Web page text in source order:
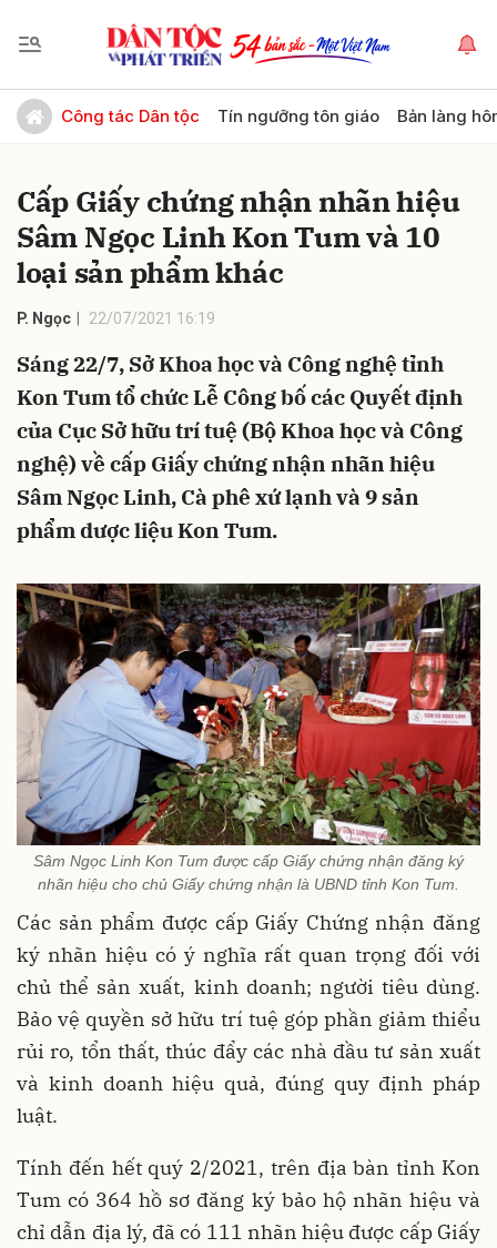
Công tác Dân tộc Tín ngưỡng tôn giáo Bản làng
Cấp Giấy chứng nhận nhãn hiệu
Sâm Ngọc Linh Kon Tum và 10
loại sản phẩm khác
P. Ngọc 22/07/2021 16:19
Sáng 22/7, Sở Khoa học và Công nghệ tỉnh
Kon Tum tổ chức Lễ Công bố các Quyết định
của Cục Sở hữu trí tuệ (Bộ Khoa học và Công
nghệ) về cấp Giấy chứng nhận nhãn hiệu
Sâm Ngọc Linh, Cà phê xứ lạnh và 9 sản
phẩm dược liệu Kon Tum.
Sâm Ngọc Linh Kon Tum được cấp Giấy chứng nhận đăng ký
nhãn hiệu cho chủ Giấy chứng nhận là UBND tỉnh Kon Tum.
Các sản phẩm được cấp Giấy Chứng nhận đăng
ký nhãn hiệu có ý nghĩa rất quan trọng đối với
chủ thể sản xuất, kinh doanh; người tiêu dùng.
Bảo vệ quyền sở hữu trí tuệ góp phần giảm thiểu
rủi ro, tổn thất, thúc đẩy các nhà đầu tư sản xuất
và kinh doanh hiệu quả, đúng quy định pháp
luật.
Tính đến hết quý 2/2021, trên địa bàn tỉnh Kon
Tum có 364 hồ sơ đăng ký bảo hộ nhãn hiệu và
chỉ dẫn địa lý, đã có 111 nhãn hiệu được cấp Giấy
Gửi bình luận